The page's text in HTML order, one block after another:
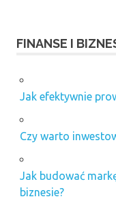
FINANSE I
Jak efektywnie
Czy warto
Jak budować
biznesie?